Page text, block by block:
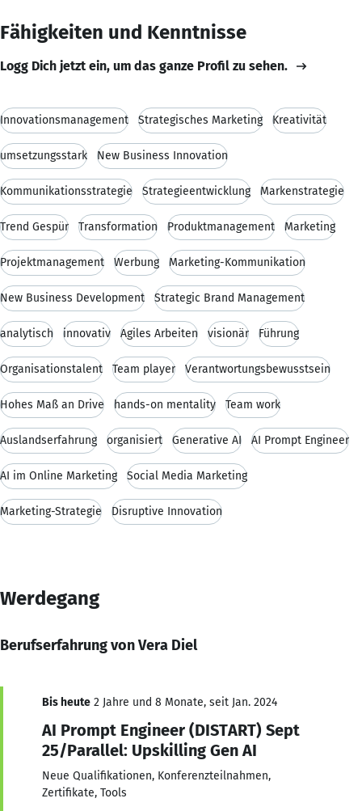
Fähigkeiten und Kenntnisse
Logg Dich jetzt ein, um das ganze Profil zu sehen.
Innovationsmanagement Strategisches Marketing Kreativität
umsetzungsstark New Business Innovation
Kommunikationsstrategie Strategieentwicklung Markenstrategie
Trend Gespür Transformation Produktmanagement Marketing
Projektmanagement Werbung Marketing-Kommunikation
New Business Development Strategic Brand Management
analytisch innovativ Agiles Arbeiten visionär Führung
Organisationstalent Team player Verantwortungsbewusstsein
Hohes Maß an Drive hands-on mentality Team work
Auslandserfahrung organisiert Generative AI AI Prompt Engineer
AI im Online Marketing Social Media Marketing
Marketing-Strategie Disruptive Innovation
Werdegang
Berufserfahrung von Vera Diel
Bis heute 2 Jahre und 8 Monate, seit Jan. 2024
AI Prompt Engineer (DISTART) Sept
25/Parallel: Upskilling Gen AI
Neue Qualifikationen, Konferenzteilnahmen,
Zertifikate, Tools